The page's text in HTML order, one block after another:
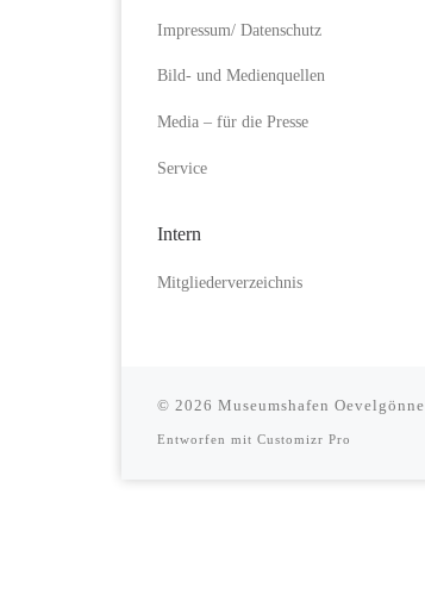
Impressum/ Datenschutz
Bild- und Medienquellen
Media – für die Presse
Service
Intern
Mitgliederverzeichnis
© 2026 Museumshafen Oevelgönne
Entworfen mit Customizr Pro